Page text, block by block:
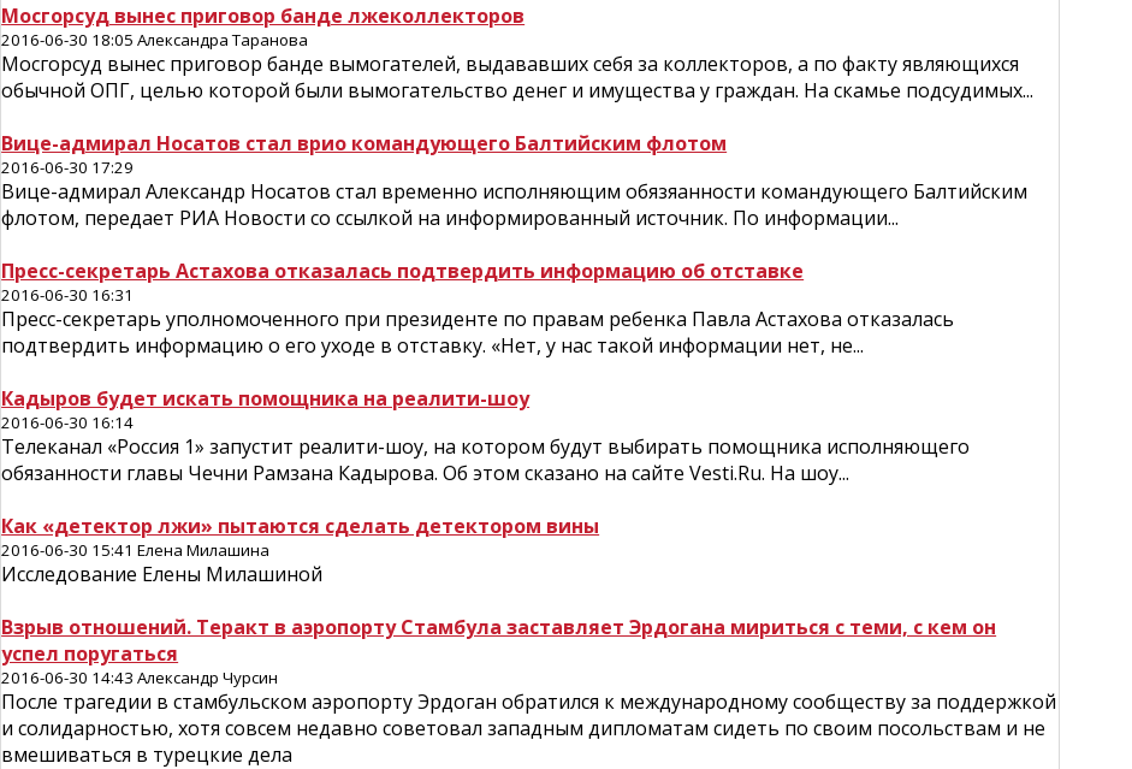
Мосгорсуд вынес приговор банде лжеколлекторов
2016-06-30 18:05 Александра Таранова
Мосгорсуд вынес приговор банде вымогателей, выдававших себя за коллекторов, а по факту являющихся
обычной ОПГ, целью которой были вымогательство денег и имущества у граждан. На скамье подсудимых...
Вице-адмирал Носатов стал врио командующего Балтийским флотом
2016-06-30 17:29
Вице-адмирал Александр Носатов стал временно исполняющим обязяанности командующего Балтийским
флотом, передает РИА Новости со ссылкой на информированный источник. По информации...
Пресс-секретарь Астахова отказалась подтвердить информацию об отставке
2016-06-30 16:31
Пресс-секретарь уполномоченного при президенте по правам ребенка Павла Астахова отказалась
подтвердить информацию о его уходе в отставку. «Нет, у нас такой информации нет, не...
Кадыров будет искать помощника на реалити-шоу
2016-06-30 16:14
Телеканал «Россия 1» запустит реалити-шоу, на котором будут выбирать помощника исполняющего
обязанности главы Чечни Рамзана Кадырова. Об этом сказано на сайте Vesti.Ru. На шоу...
Как «детектор лжи» пытаются сделать детектором вины
2016-06-30 15:41 Елена Милашина
Исследование Елены Милашиной
Взрыв отношений. Теракт в аэропорту Стамбула заставляет Эрдогана мириться с теми, с кем он
успел поругаться
2016-06-30 14:43 Александр Чурсин
После трагедии в стамбульском аэропорту Эрдоган обратился к международному сообществу за поддержкой
и солидарностью, хотя совсем недавно советовал западным дипломатам сидеть по своим посольствам и не
вмешиваться в турецкие дела